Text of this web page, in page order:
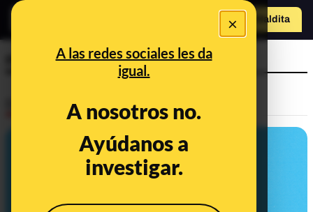
×
A las redes sociales les da
igual.
A nosotros no.
Ayúdanos a
investigar.
Hazte Maldita
negativo
VERDADERO